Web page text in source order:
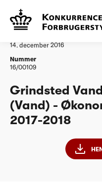
Vandtilsyn
14. december 2016
Nummer
16/00109
Grindsted
(Vand) -
2017-2018